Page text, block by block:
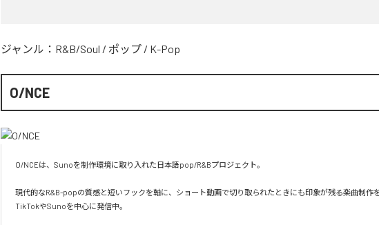
ジャンル： R&B/Soul / ポップ / K-Pop
O/NCE
O/NCEは、Sunoを制作環境に取り入れた日本語pop/R&Bプロジェクト。
現代的なR&B-popの質感と短いフックを軸に、ショート動画で切り取られたときにも印象が残る楽曲制作を